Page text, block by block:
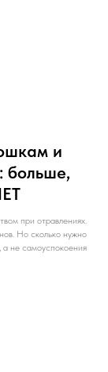
и
больше,
при отравлениях.
Но сколько нужно
а не самоуспокоения